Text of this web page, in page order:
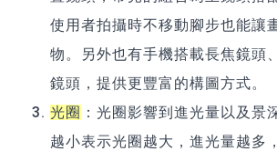
使用者拍攝時不移動腳步也能讓
物。另外也有手機搭載長焦鏡頭
鏡頭，提供更豐富的構圖方式。
光圈 ：光圈影響到進光量以及景
越小表示光圈越大，進光量越多